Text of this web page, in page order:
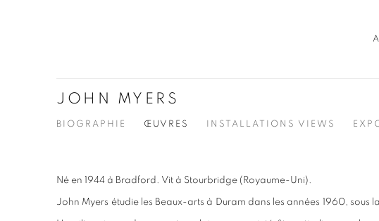
JOHN MYERS
BIOGRAPHIE ŒUVRES INSTALLATIONS VIEWS
Né en 1944 à Bradford. Vit à Stourbridge (Royaume-Uni).
John Myers étudie les Beaux-arts à Duram dans les années 1960, sous